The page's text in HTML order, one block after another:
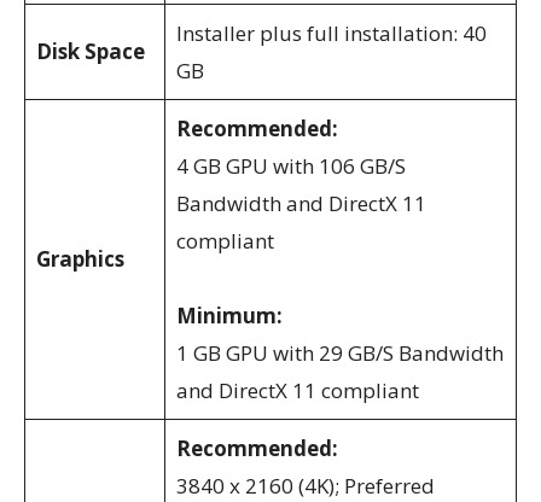
Disk Space
Installer plus full installation: 40
GB
Graphics
Recommended:
4 GB GPU with 106 GB/S
Bandwidth and DirectX 11
compliant
Minimum:
1 GB GPU with 29 GB/S Bandwidth
and DirectX 11 compliant
Recommended:
3840 x 2160 (4K); Preferred